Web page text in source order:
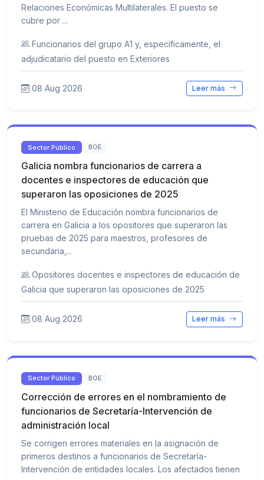
Relaciones Económicas Multilaterales. El puesto se
cubre por ...
Funcionarios del grupo A1 y, específicamente, el
adjudicatario del puesto en Exteriores
08 Aug 2026 Leer más
Sector Público BOE
Galicia nombra funcionarios de carrera a
docentes e inspectores de educación que
superaron las oposiciones de 2025
El Ministerio de Educación nombra funcionarios de
carrera en Galicia a los opositores que superaron las
pruebas de 2025 para maestros, profesores de
secundaria,...
Opositores docentes e inspectores de educación de
Galicia que superaron las oposiciones de 2025
08 Aug 2026 Leer más
Sector Público BOE
Corrección de errores en el nombramiento de
funcionarios de Secretaría-Intervención de
administración local
Se corrigen errores materiales en la asignación de
primeros destinos a funcionarios de Secretaría-
Intervención de entidades locales. Los afectados tienen